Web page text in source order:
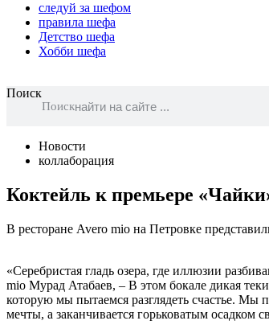
следуй за шефом
правила шефа
Детство шефа
Хобби шефа
Поиск
Поиск
Новости
коллаборация
Коктейль к премьере
В ресторане Avero mio на Петровке
«Серебристая гладь озера, где иллюзии
mio Мурад Атабаев, – В этом бокале дикая
которую мы пытаемся разглядеть счастье. Мы
мечты, а заканчивается горьковатым осадком